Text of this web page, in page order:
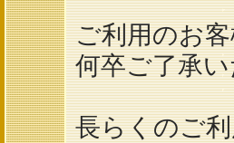
ご利用のお
何卒ご了承
長らくのご